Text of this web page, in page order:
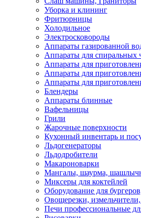
Уборка и клининг
Фритюрницы
Холодильное
Электросковороды
Аппараты газированной
Аппараты для спиральных
Аппараты для
Аппараты для
Аппараты для
Блендеры
Аппараты блинные
Вафельницы
Грили
Жарочные поверхности
Кухонный инвентарь и
Льдогенераторы
Льдодробители
Макароноварки
Мангалы, шаурма,
Миксеры для коктейлей
Оборудование для
Овощерезки,
Печи профессиональные